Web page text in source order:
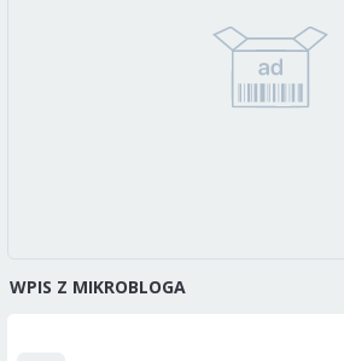
WPIS Z MIKROBLOGA